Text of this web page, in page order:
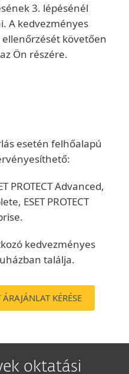
3. lépésénél
A kedvezményes
követően
Ön részére.
esetén felhőalapú
PROTECT Advanced,
ESET PROTECT
kedvezményes
találja.
KÉRÉSE
oktatási